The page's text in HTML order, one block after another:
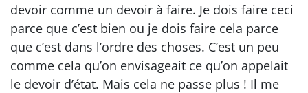
devoir comme un devoir à faire. Je dois faire ceci
parce que c’est bien ou je dois faire cela parce
que c’est dans l’ordre des choses. C’est un peu
comme cela qu’on envisageait ce qu’on appelait
le devoir d’état. Mais cela ne passe plus ! Il me